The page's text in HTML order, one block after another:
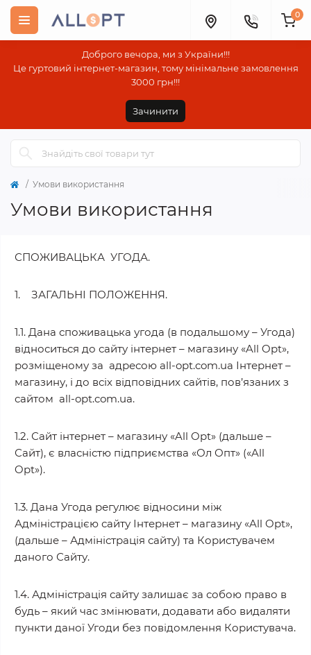
Доброго вечора, ми з України!!!
Це гуртовий інтернет-магазин, тому мінімальне замовлення
3000 грн!!!
Зачинити
0
Умови використання
Умови використання
СПОЖИВАЦЬКА УГОДА.
1. ЗАГАЛЬНІ ПОЛОЖЕННЯ.
1.1. Дана споживацька угода (в подальшому – Угода)
відноситься до сайту інтернет – магазину «All Opt»,
розміщеному за адресою all-opt.com.ua Інтернет –
магазину, і до всіх відповідних сайтів, пов’язаних з
сайтом all-opt.com.ua.
1.2. Сайт інтернет – магазину «All Opt» (дальше –
Сайт), є власністю підприємства «Ол Опт» («All
Opt»).
1.3. Дана Угода регулює відносини між
Адміністрацією сайту Інтернет – магазину «All Opt»,
(дальше – Адміністрація сайту) та Користувачем
даного Сайту.
1.4. Адміністрація сайту залишає за собою право в
будь – який час змінювати, додавати або видаляти
пункти даної Угоди без повідомлення Користувача.